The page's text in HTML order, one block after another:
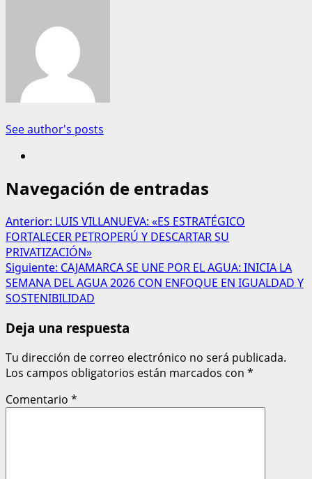
See author's posts
Navegación de entradas
Anterior: LUIS VILLANUEVA: «ES ESTRATÉGICO
FORTALECER PETROPERÚ Y DESCARTAR SU
PRIVATIZACIÓN»
Siguiente: CAJAMARCA SE UNE POR EL AGUA: INICIA LA
SEMANA DEL AGUA 2026 CON ENFOQUE EN IGUALDAD Y
SOSTENIBILIDAD
Deja una respuesta
Tu dirección de correo electrónico no será publicada.
Los campos obligatorios están marcados con *
Comentario *